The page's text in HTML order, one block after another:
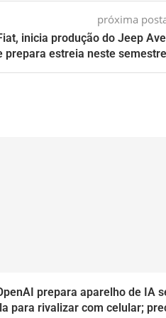
próxima
inicia produção do Jeep
prepara estreia neste
prepara aparelho de IA
para rivalizar com celular;